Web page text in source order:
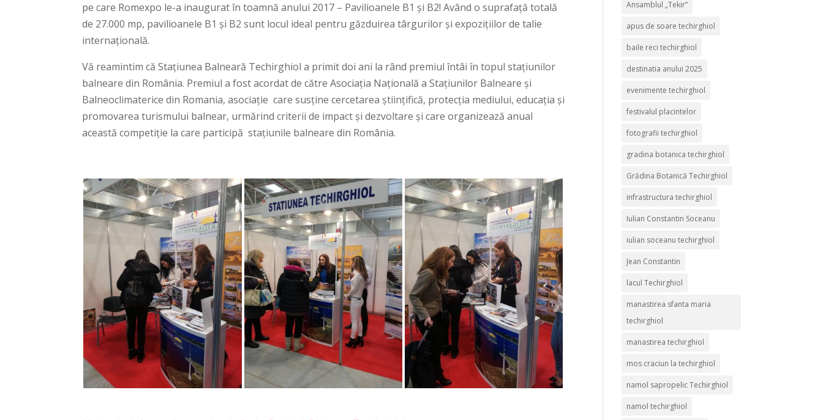
pe care Romexpo le-a inaugurat în toamnă anului 2017 – Pavilioanele B1 și B2! Având o suprafață totală
de 27.000 mp, pavilioanele B1 și B2 sunt locul ideal pentru găzduirea târgurilor și expozițiilor de talie
internațională.
Vă reamintim că Stațiunea Balneară Techirghiol a primit doi ani la rând premiul întâi în topul stațiunilor
balneare din România. Premiul a fost acordat de către Asociația Națională a Stațiunilor Balneare și
Balneoclimaterice din Romania, asociație care susține cercetarea științifică, protecția mediului, educația și
promovarea turismului balnear, urmărind criterii de impact și dezvoltare și care organizează anual
această competiție la care participă stațiunile balneare din România.
Ansamblul „Tekir”
apus de soare techirghiol
baile reci techirghiol
destinatia anului 2025
evenimente techirghiol
festivalul placintelor
fotografii techirghiol
gradina botanica techirghiol
Grădina Botanică Techirghiol
infrastructura techirghiol
Iulian Constantin Soceanu
iulian soceanu techirghiol
Jean Constantin
lacul Techirghiol
manastirea sfanta maria
techirghiol
manastirea techirghiol
mos craciun la techirghiol
namol sapropelic Techirghiol
namol techirghiol